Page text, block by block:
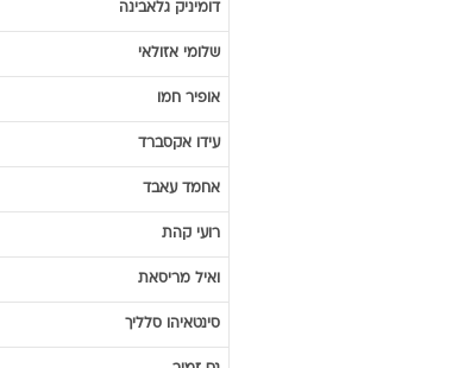
דומיניק גלאבינה
שלומי אזולאי
אופיר חמו
עידו אקסברד
אחמד עאבד
רועי קהת
ואיל מריסאת
סינטאיהו סלליך